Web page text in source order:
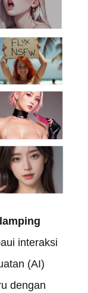
interaksi
(AI)
dengan